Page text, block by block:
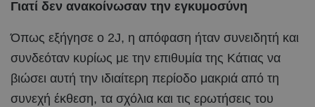
Γιατί δεν ανακοίνωσαν την εγκυμοσύνη
Όπως εξήγησε ο 2J, η απόφαση ήταν συνειδητή και
συνδεόταν κυρίως με την επιθυμία της Κάτιας να
βιώσει αυτή την ιδιαίτερη περίοδο μακριά από τη
συνεχή έκθεση, τα σχόλια και τις ερωτήσεις του